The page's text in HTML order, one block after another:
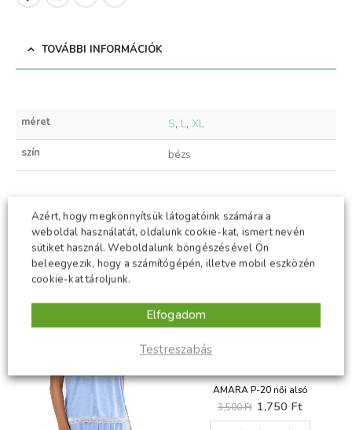
TOVÁBBI INFORMÁCIÓK
méret S, L, XL
szín bézs
KAPCSOLÓDÓ TERMÉKEK
-50%
AMARA P-20 női alsó
3,500Ft Original
price
1,750 FtCurrent
price
Ennek a terméknek több variációja van. A változatok a termékoldalon választhatók ki
Azért, hogy megkönnyítsük látogatóink számára a
weboldal használatát, oldalunk cookie-kat, ismert nevén
sütiket használ. Weboldalunk böngészésével Ön
beleegyezik, hogy a számítógépén, illetve mobil eszközén
cookie-kat tároljunk.
Testreszabás
Elfogadom